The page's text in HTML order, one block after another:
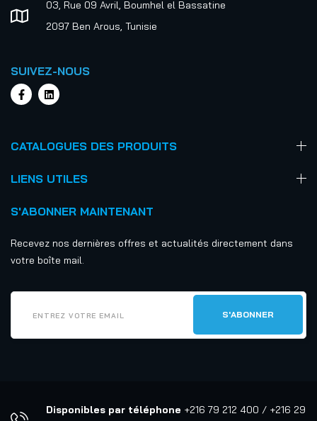
03, Rue 09 Avril, Boumhel el Bassatine
2097 Ben Arous, Tunisie
SUIVEZ-NOUS
CATALOGUES DES PRODUITS
LIENS UTILES
S'ABONNER MAINTENANT
Recevez nos dernières offres et actualités directement dans
votre boîte mail.
Disponibles par téléphone +216 79 212 400 / +216 29